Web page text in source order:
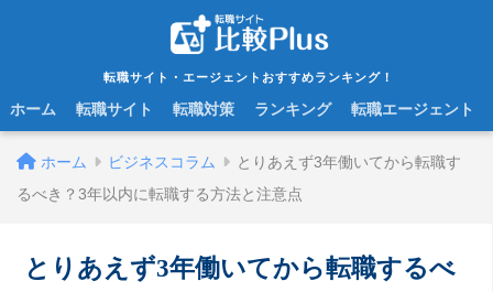
転職サイト・エージェントおすすめランキング！
ホーム 転職サイト 転職対策 ランキング 転職エージェント
ホーム ビジネスコラム
とりあえず3年働いてから転職す
るべき？3年以内に転職する方法と注意点
とりあえず3年働いてから転職するべ